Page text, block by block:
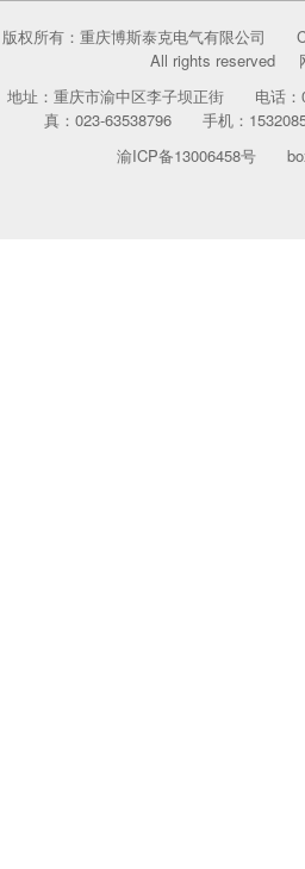
版权所有：重庆博斯泰克电气有限公司
All rights reserved
地址：重庆市渝中区李子坝正街 电话
真：023-63538796 手机：
渝ICP备13006458号